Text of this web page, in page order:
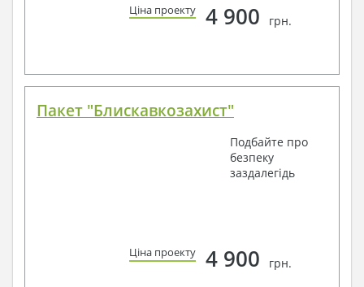
Ціна проекту 4 900 грн.
Пакет "Блискавкозахист"
Подбайте про
безпеку
заздалегідь
Ціна проекту 4 900 грн.